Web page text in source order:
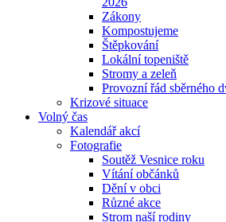
Zákony
Kompostujeme
Štěpkování
Lokální topeniště
Stromy a zeleň
Provozní řád sběrného
Krizové situace
Volný čas
Kalendář akcí
Fotografie
Soutěž Vesnice roku
Vítání občánků
Dění v obci
Různé akce
Strom naší rodiny